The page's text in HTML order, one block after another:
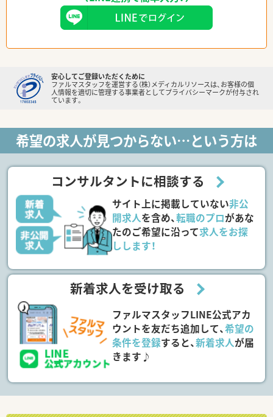
安心してご登録いただくために
ファルマスタッフを運営する（株）メディカルリソースは、お客様の個
人情報を適切に管理する事業者としてプライバシーマークが付与され
ています。
希望の求人が見つからない…という方は
コンサルタントに相談する
サイト上に掲載していない非公
開求人を含め、転職のプロがあな
たのご希望に沿って求人をお探
しします！
新着求人を受け取る
ファルマスタッフLINE公式アカ
ウントを友だち追加して、希望の
条件を登録すると、新着求人が届
きます♪